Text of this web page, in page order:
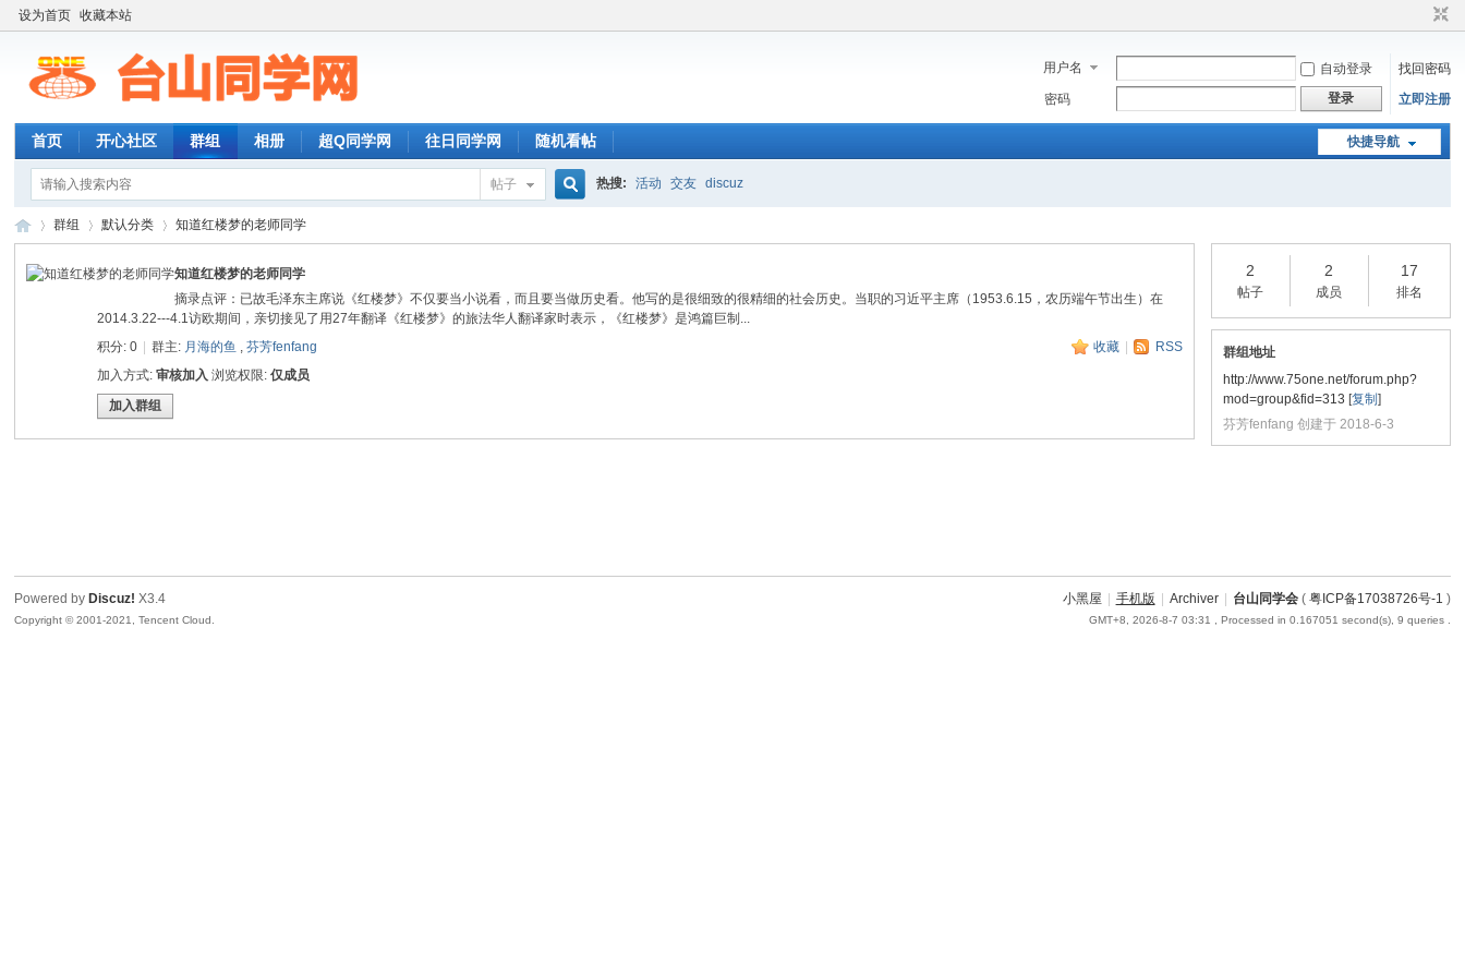
设为首页 收藏本站
用户名 自动登录
找回密码
密码
登录 立即注册
快捷导航
首页 开心社区 群组 相册 超Q同学网 往日同学网 随机看帖
帖子
索
热搜: 活动 交友 discuz
群组 默认分类
›
知道红楼梦的老师同学
知道红楼梦的老师同学
摘录点评：已故毛泽东主席说《红楼梦》不仅要当小说看，而且要当做历史看。他写的是很细致的很精细的社会历史。当职的习近平主席（1953.6.15，农历端午节出生）在
2014.3.22---4.1访欧期间，亲切接见了用27年翻译《红楼梦》的旅法华人翻译家时表示，《红楼梦》是鸿篇巨制...
收藏
RSS
积分: 0 群主: 月海的鱼 ,芬芳fenfang
加入方式:审核加入 浏览权限:仅成员
加入群组
2
帖子
2
成员
17
排名
群组地址
http://www.75one.net/forum.php?
mod=group&fid=313 [复制 ]
芬芳fenfang 创建于 2018-6-3
小黑屋 手机版 Archiver 台山同学会( 粤ICP备17038726号-1 )
GMT+8, 2026-8-7 03:31 , Processed in 0.167051 second(s), 9 queries .
Powered by Discuz! X3.4
Copyright © 2001-2021, Tencent Cloud.